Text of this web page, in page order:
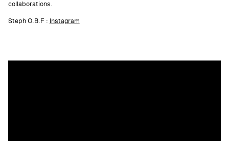
collaborations.
Steph O.B.F : Instagram